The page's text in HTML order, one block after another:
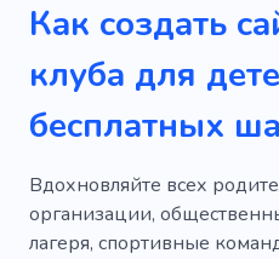
Безопасная верховая
Верховая езда
Детский конно-
Как создать
клуба для
бесплатных
Вдохновляйте всех
организации,
лагеря, спортивные